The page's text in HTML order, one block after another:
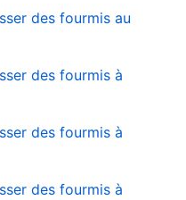
des fourmis au
des fourmis à
des fourmis à
des fourmis à